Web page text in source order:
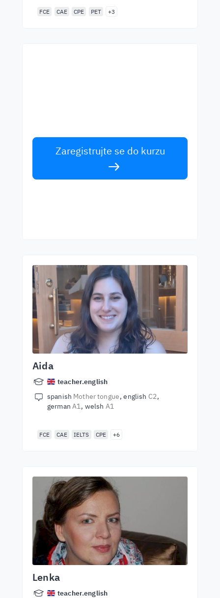
FCE CAE CPE PET +3
Zaregistrujte se do kurzu
Aida
teacher.english
spanish Mother tongue english C2
german A1 welsh A1
FCE CAE IELTS CPE +6
Lenka
teacher.english